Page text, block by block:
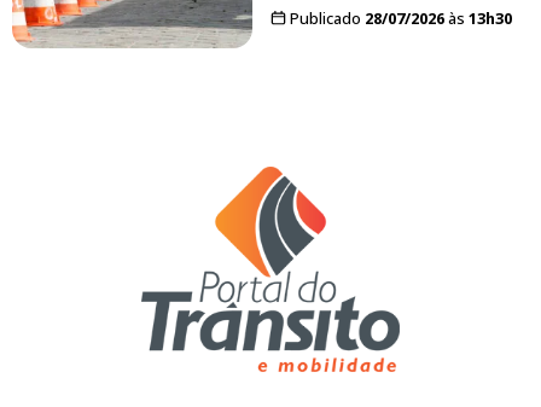
Publicado 28/07/2026às 13h30